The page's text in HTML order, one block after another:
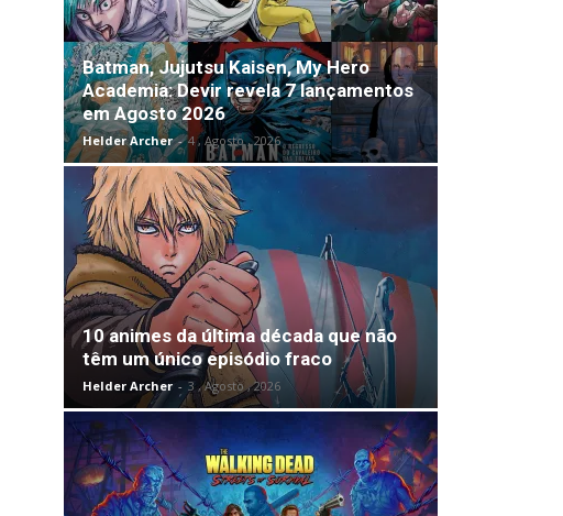
Batman, Jujutsu Kaisen, My Hero
Academia: Devir revela 7 lançamentos
em Agosto 2026
Helder Archer - 4 , Agosto , 2026
10 animes da última década que não
têm um único episódio fraco
Helder Archer - 3 , Agosto , 2026